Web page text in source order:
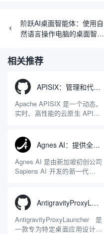
阶跃AI桌面智能体：使用自
然语言操作电脑的桌面智能
相关推荐
APISIX：管理和代理API及大模型流量的高性能网关
Apache APISIX 是一个动态、
实时、高性能的云原生 API 网
LuaJIT 构建，并在 2019 年作
为顶级开源项目捐赠给
Apache 软件基金会。APISIX
彻底摒...
Agnes AI：提供全模态模型免费API、支持图文视频生成与复杂工程执行的智能体平台
Agnes AI 是由新加坡初创公司
Sapiens AI 开发的新一代多模
限制，提供集文本、图像、视
频生成于一体的“全模态”大模
型能力。平台的核心产品矩阵
包括主打自动化工作流的
AntigravityProxyLauncher：免TUN全局代理使用Antigravity IDE
AntigravityProxyLauncher 是
一款专为特定桌面应用设计的